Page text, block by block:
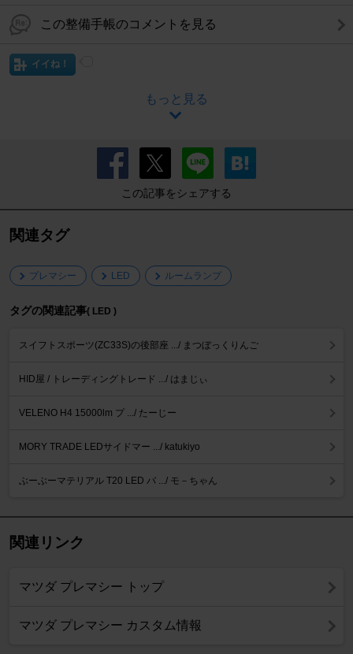
この整備手帳のコメントを見る
イイね！
もっと見る
この記事をシェアする
関連タグ
プレマシー LED ルームランプ
タグの関連記事( LED )
スイフトスポーツ(ZC33S)の後部座 .../ まつぼっくりんご
HID屋 / トレーディングトレード .../ はまじぃ
VELENO H4 15000lm プ .../ たーじー
MORY TRADE LEDサイドマー .../ katukiyo
ぶーぶーマテリアル T20 LED バ .../ モ－ちゃん
関連リンク
マツダ プレマシー トップ
マツダ プレマシー カスタム情報